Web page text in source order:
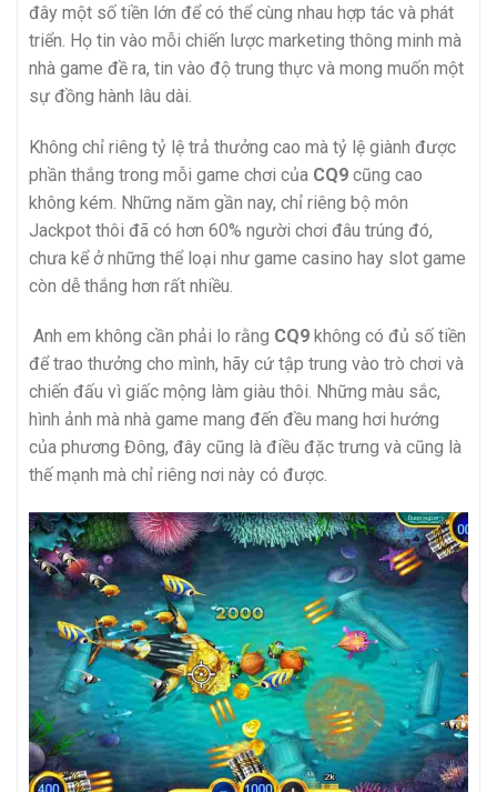
đây một số tiền lớn để có thể cùng nhau hợp tác và phát
triển. Họ tin vào mỗi chiến lược marketing thông minh mà
nhà game đề ra, tin vào độ trung thực và mong muốn một
sự đồng hành lâu dài.
Không chỉ riêng tỷ lệ trả thưởng cao mà tỷ lệ giành được
phần thắng trong mỗi game chơi của CQ9 cũng cao
không kém. Những năm gần nay, chỉ riêng bộ môn
Jackpot thôi đã có hơn 60% người chơi đâu trúng đó,
chưa kể ở những thể loại như game casino hay slot game
còn dễ thắng hơn rất nhiều.
Anh em không cần phải lo rằng CQ9 không có đủ số tiền
để trao thưởng cho mình, hãy cứ tập trung vào trò chơi và
chiến đấu vì giấc mộng làm giàu thôi. Những màu sắc,
hình ảnh mà nhà game mang đến đều mang hơi hướng
của phương Đông, đây cũng là điều đặc trưng và cũng là
thế mạnh mà chỉ riêng nơi này có được.